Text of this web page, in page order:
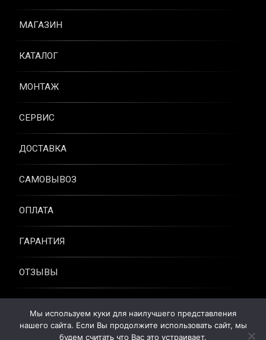
МАГАЗИН
КАТАЛОГ
МОНТАЖ
СЕРВИС
ДОСТАВКА
САМОВЫВОЗ
ОПЛАТА
ГАРАНТИЯ
ОТЗЫВЫ
© Установка кондиционеров в Королёве под ключ. Все права
Мы используем куки для наилучшего представления
нашего сайта. Если Вы продолжите использовать сайт, мы
будем считать что Вас это устраивает.